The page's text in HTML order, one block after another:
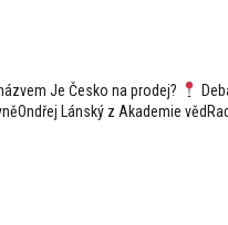
Je Česko na prodej?
Lánský z Akademie